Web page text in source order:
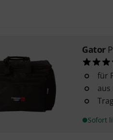
Gator
für
Sofort